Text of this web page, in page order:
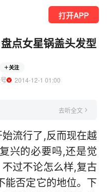
打开APP
点女星锅盖头发型
关注
  2014-12-1 01:00
去听全文
流行了,反而现在越
兴的必要吗,还是觉
过不论怎么样,复古
能否定它的地位。下